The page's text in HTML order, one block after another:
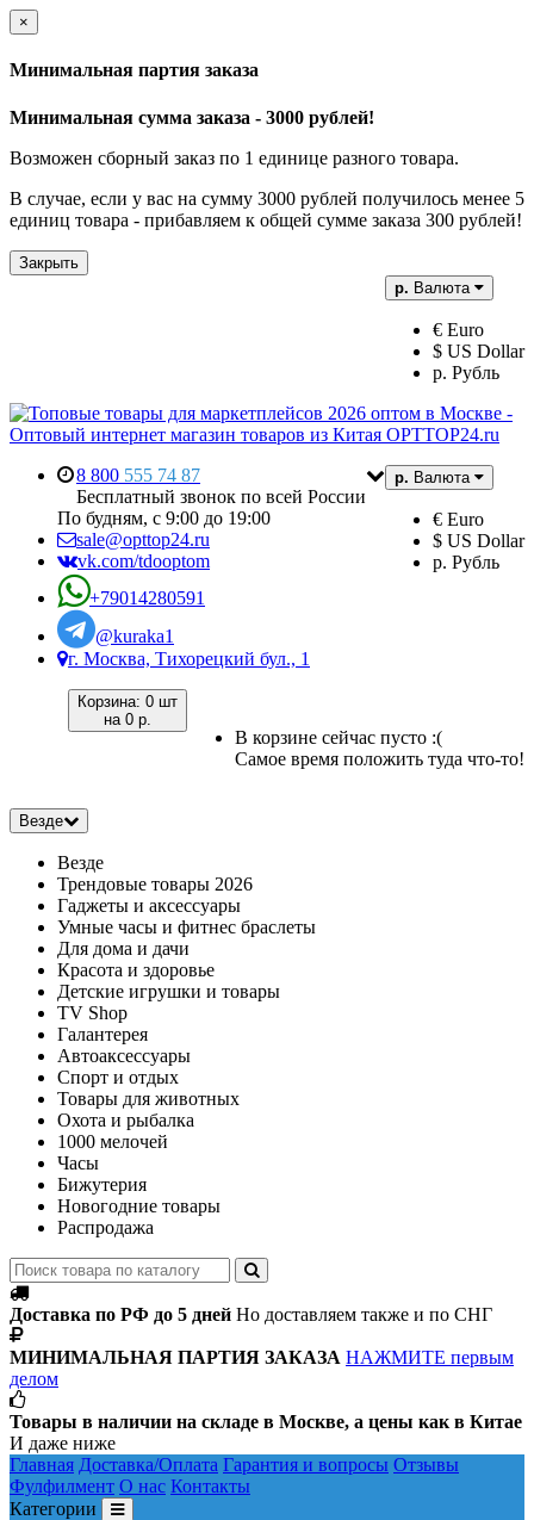
×
Минимальная партия заказа
Минимальная сумма заказа - 3000 рублей!
Возможен сборный заказ по 1 единице разного товара.
В случае, если у вас на сумму 3000 рублей получилось менее 5
единиц товара - прибавляем к общей сумме заказа 300 рублей!
Закрыть
р. Валюта
€ Euro
$ US Dollar
р. Рубль
р. Валюта
€ Euro
$ US Dollar
р. Рубль
8 800 555 74 87
Бесплатный звонок по всей России
По будням, с 9:00 до 19:00
sale@opttop24.ru
vk.com/tdooptom
+79014280591
@kuraka1
г. Москва, Тихорецкий бул., 1
Корзина: 0 шт
на 0 р.
В корзине сейчас пусто :(
Самое время положить туда что-то!
Везде
Везде
Трендовые товары 2026
Гаджеты и аксессуары
Умные часы и фитнес браслеты
Для дома и дачи
Красота и здоровье
Детские игрушки и товары
TV Shop
Галантерея
Автоаксессуары
Спорт и отдых
Товары для животных
Охота и рыбалка
1000 мелочей
Часы
Бижутерия
Новогодние товары
Распродажа
Доставка по РФ до 5 дней Но доставляем также и по СНГ
МИНИМАЛЬНАЯ ПАРТИЯ ЗАКАЗА НАЖМИТЕ первым
делом
Товары в наличии на складе в Москве, а цены как в Китае
И даже ниже
Главная Доставка/Оплата Гарантия и вопросы Отзывы
Фулфилмент О нас Контакты
Категории